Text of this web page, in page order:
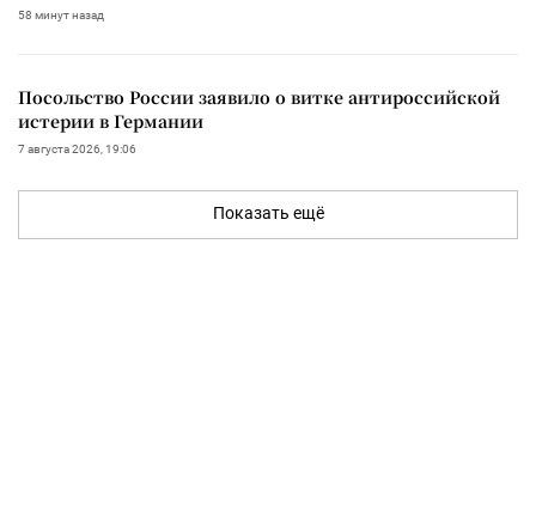
58 минут назад
Посольство России заявило о витке антироссийской
истерии в Германии
7 августа 2026, 19:06
Показать ещё